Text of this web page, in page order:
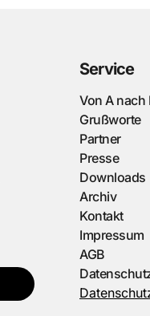
Service
Von A nach
Grußworte
Partner
Presse
Downloads
Archiv
Kontakt
Impressum
AGB